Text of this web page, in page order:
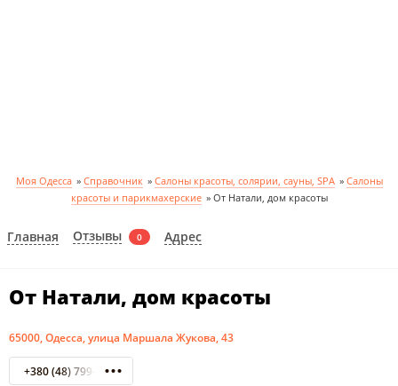
Моя Одесса » Справочник » Салоны красоты, солярии, сауны, SPA » Салоны
красоты и парикмахерские » От Натали, дом красоты
Главная Отзывы 0 Адрес
От Натали, дом красоты
65000, Одесса, улица Маршала Жукова, 43
+380 (48) 799-50-99